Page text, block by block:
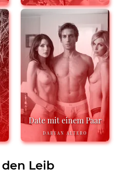
Date mit einem Paar
DARYAN ALTERO
Leib